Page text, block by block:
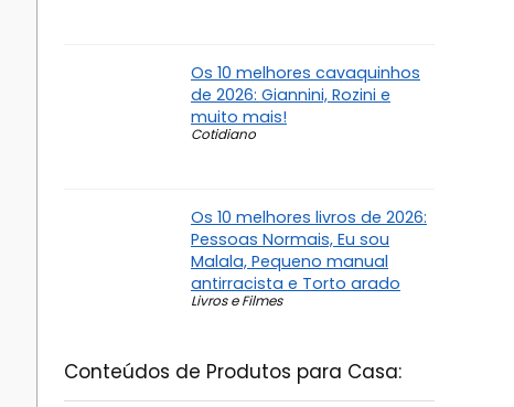
Os 10 melhores cavaquinhos
de 2026: Giannini, Rozini e
muito mais!
Cotidiano
Os 10 melhores livros de 2026:
Pessoas Normais, Eu sou
Malala, Pequeno manual
antirracista e Torto arado
Livros e Filmes
Conteúdos de Produtos para Casa: